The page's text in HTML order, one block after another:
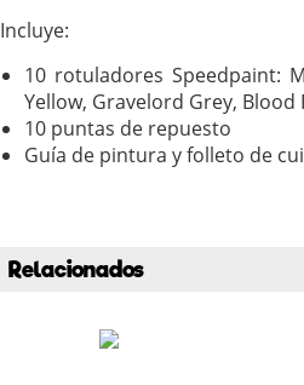
Incluye:
10 rotuladores Speedpaint:
Yellow, Gravelord Grey,
10 puntas de repuesto
Guía de pintura y folleto de
Relacionados